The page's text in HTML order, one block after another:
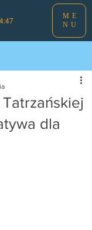
ME
NU
Tatrzańskiej
dla